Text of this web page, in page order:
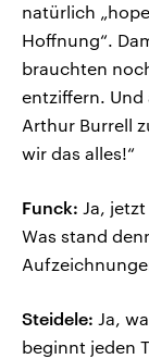
natürlich
Hoffnung“.
brauchten
entziffern. Und
Arthur Burrell
wir das alles!“
Funck: Ja,
Was stand
Steidele: Ja,
beginnt jeden